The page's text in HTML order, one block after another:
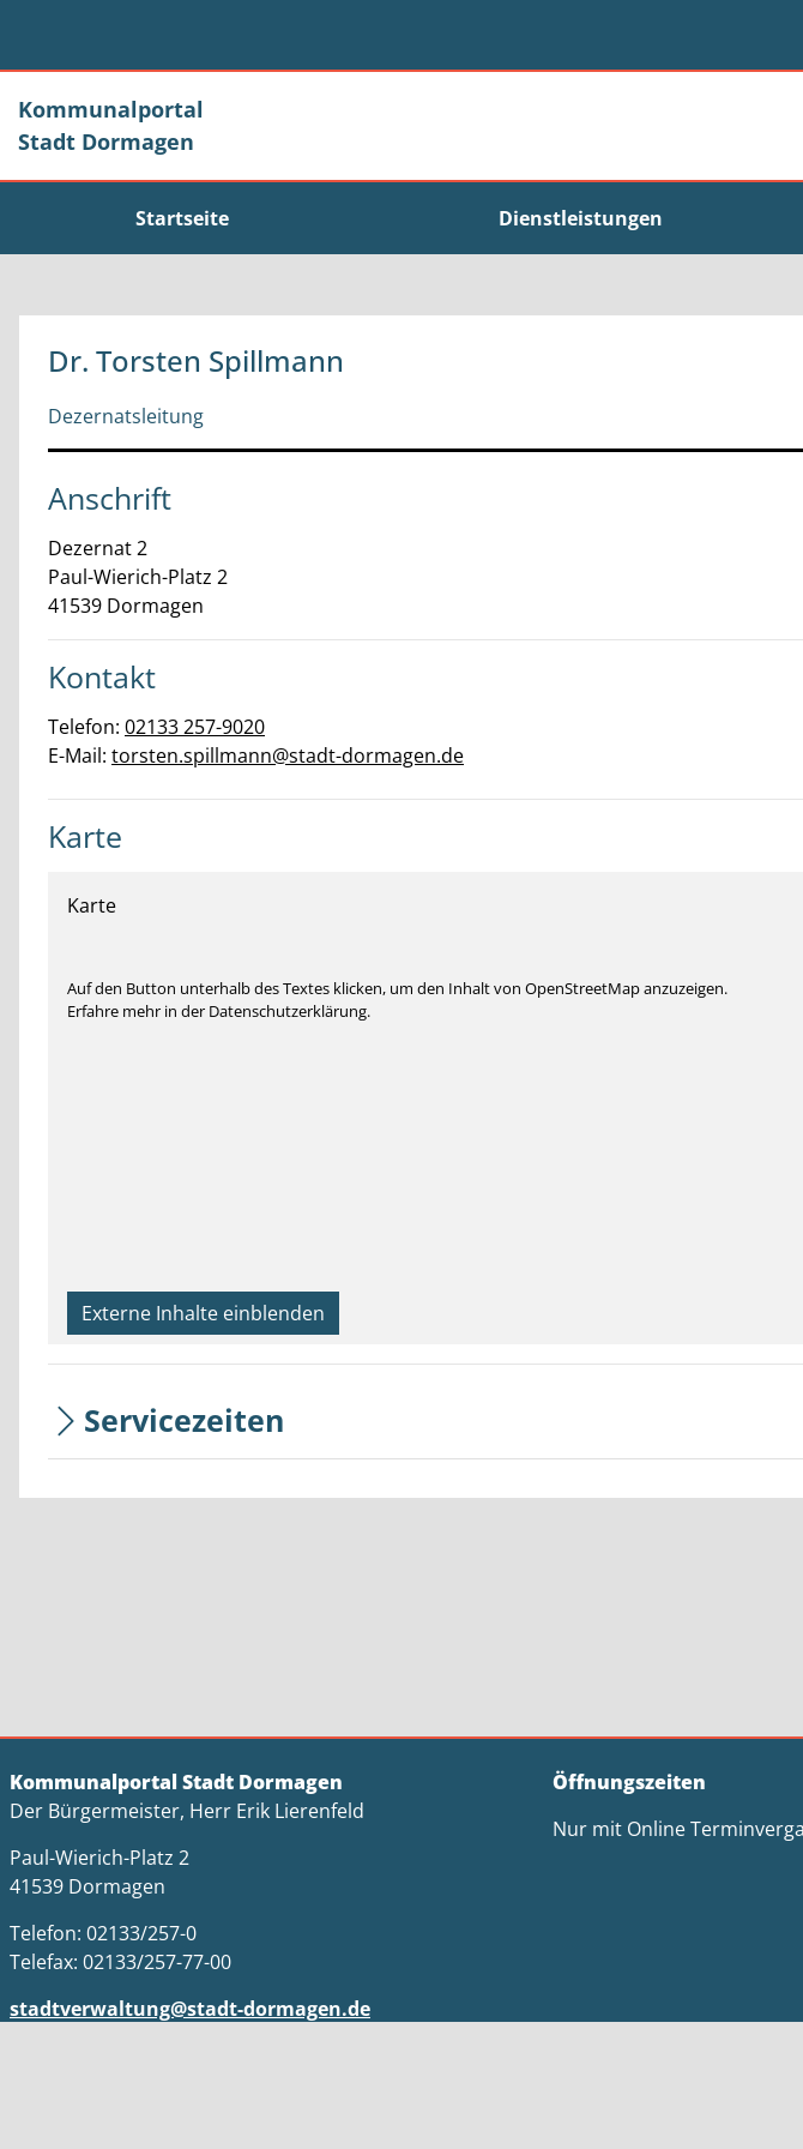
Kommunalportal
Stadt Dormagen
Startseite Dienstleistungen
Dr. Torsten Spillmann
Dezernatsleitung
Anschrift
Dezernat 2
Paul-Wierich-Platz 2
41539 Dormagen
Kontakt
Telefon: 02133 257-9020
E-Mail: torsten.spillmann@stadt-dormagen.de
Karte
Karte
Auf den Button unterhalb des Textes klicken, um den Inhalt von OpenStreetMap anzuzeigen.
Erfahre mehr in der Datenschutzerklärung.
Externe Inhalte einblenden
Servicezeiten
Kommunalportal Stadt Dormagen
Der Bürgermeister, Herr Erik Lierenfeld
Paul-Wierich-Platz 2
41539 Dormagen
Telefon: 02133/257-0
Telefax: 02133/257-77-00
stadtverwaltung@stadt-dormagen.de
Öffnungszeiten
Nur mit Online